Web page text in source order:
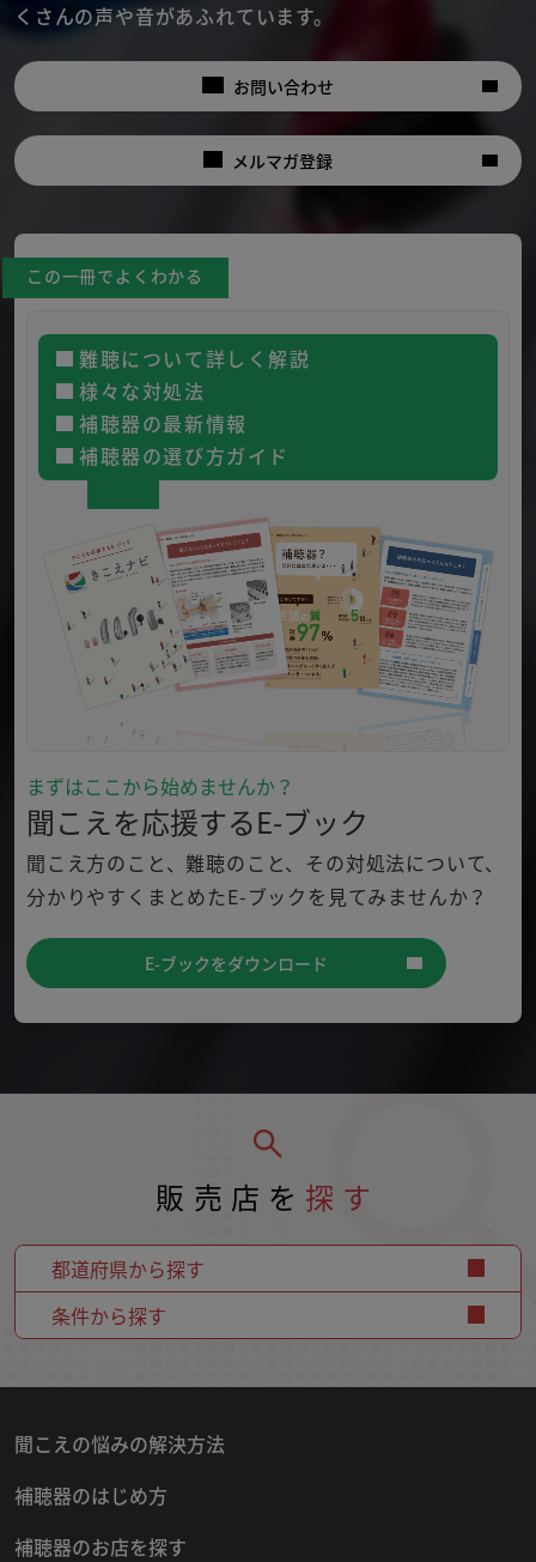
くさんの声や音があふれています。
お問い合わせ
メルマガ登録
この一冊でよくわかる
まずはここから始めませんか？
聞こえを応援するE-ブック
聞こえ方のこと、難聴のこと、その対処法について、
分かりやすくまとめたE-ブックを見てみませんか？
E-ブックをダウンロード
難聴について詳しく解説
様々な対処法
補聴器の最新情報
補聴器の選び方ガイド
販売店を 探す
都道府県から探す
条件から探す
聞こえの悩みの解決方法
補聴器のはじめ方
補聴器のお店を探す